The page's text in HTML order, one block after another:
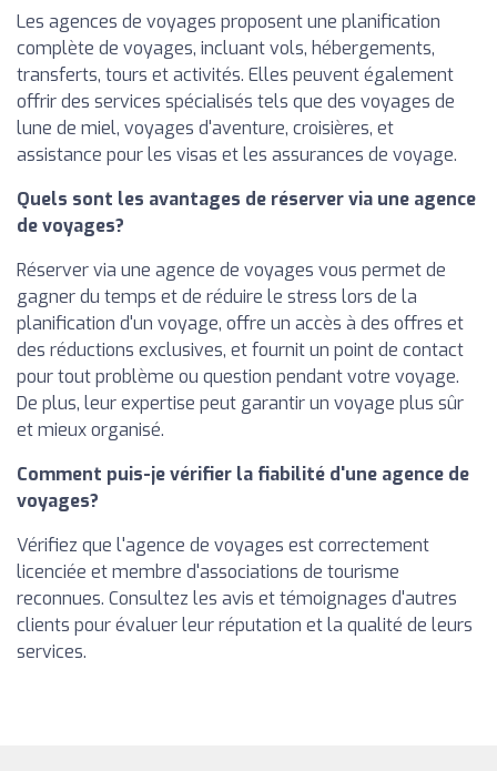
Les agences de voyages proposent une planification
complète de voyages, incluant vols, hébergements,
transferts, tours et activités. Elles peuvent également
offrir des services spécialisés tels que des voyages de
lune de miel, voyages d'aventure, croisières, et
assistance pour les visas et les assurances de voyage.
Quels sont les avantages de réserver via une agence
de voyages?
Réserver via une agence de voyages vous permet de
gagner du temps et de réduire le stress lors de la
planification d'un voyage, offre un accès à des offres et
des réductions exclusives, et fournit un point de contact
pour tout problème ou question pendant votre voyage.
De plus, leur expertise peut garantir un voyage plus sûr
et mieux organisé.
Comment puis-je vérifier la fiabilité d'une agence de
voyages?
Vérifiez que l'agence de voyages est correctement
licenciée et membre d'associations de tourisme
reconnues. Consultez les avis et témoignages d'autres
clients pour évaluer leur réputation et la qualité de leurs
services.